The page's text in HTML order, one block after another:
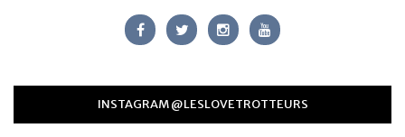
INSTAGRAM @LESLOVETROTTEURS